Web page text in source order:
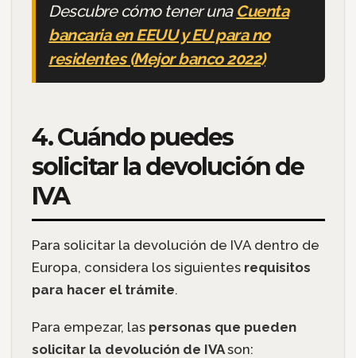
Descubre cómo tener una Cuenta
bancaria en EEUU y EU para no
residentes (Mejor banco 2022)
4. Cuándo puedes
solicitar la devolución de
IVA
Para solicitar la devolución de IVA dentro de
Europa, considera los siguientes requisitos
para hacer el trámite.
Para empezar, las personas que pueden
solicitar la devolución de IVAson: